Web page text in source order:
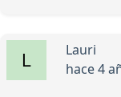
Lauri
hace 4